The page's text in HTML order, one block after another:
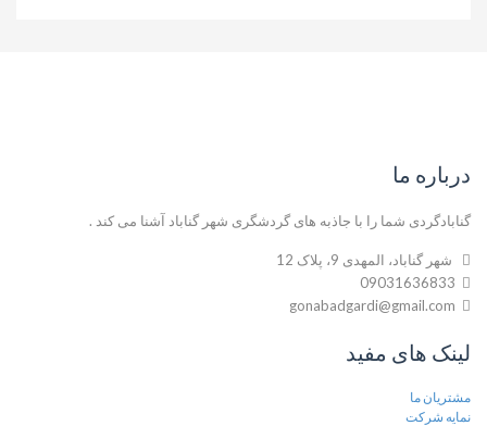
درباره ما
گنابادگردی شما را با جاذبه های گردشگری شهر گناباد آشنا می کند .
شهر گناباد، المهدی 9، پلاک 12
لینک های مفید
مشتریان ما
نمایه شرکت